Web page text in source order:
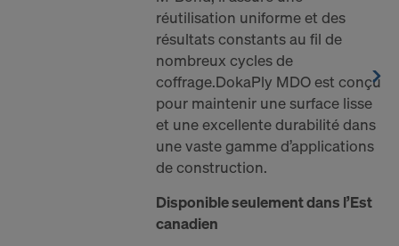
réutilisation uniforme et des
résultats constants au fil de
nombreux cycles de
coffrage.DokaPly MDO est conçu
pour maintenir une surface lisse
et une excellente durabilité dans
une vaste gamme d’applications
de construction.
Disponible seulement dans l’Est
canadien